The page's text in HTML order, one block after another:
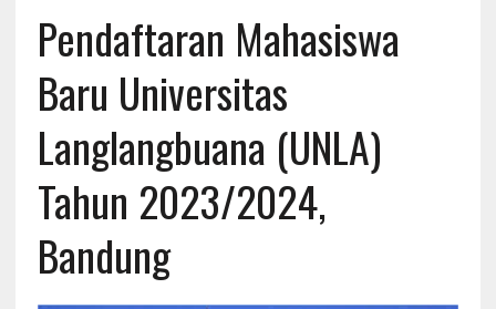
Pendaftaran Mahasiswa
Baru Universitas
Langlangbuana (UNLA)
Tahun 2023/2024,
Bandung